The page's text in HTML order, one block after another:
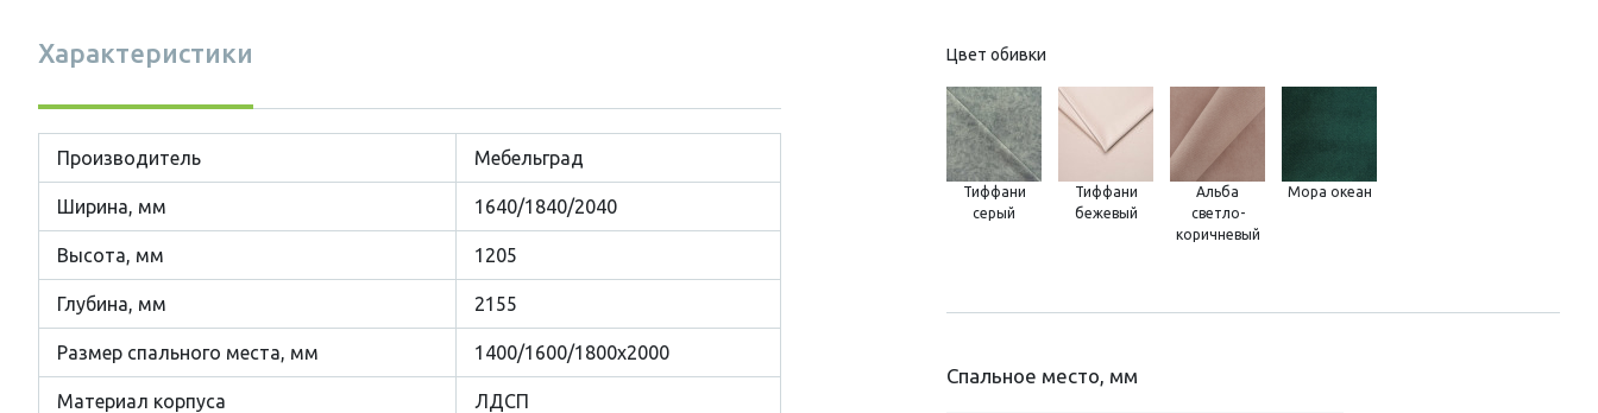
Характеристики
Производитель Мебельград
Ширина, мм 1640/1840/2040
Высота, мм 1205
Глубина, мм 2155
Размер cпального места, мм 1400/1600/1800х2000
Материал корпуса ЛДСП
Цвет обивки
Тиффани
серый
Тиффани
бежевый
Альба
светло-
коричневый
Мора океан
Спальное место, мм